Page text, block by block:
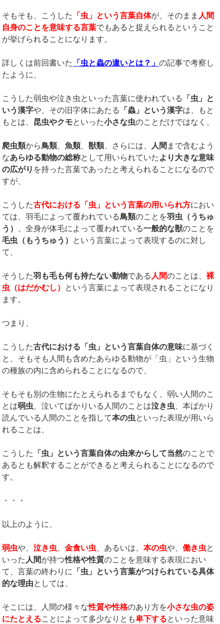
そもそも、こうした 「虫」という言葉自体が、そのまま 人間
自身のことを意味する言葉でもあると捉えられるということ
が挙げられることになります。
詳しくは前回書いた 「虫と蟲の違いとは？」の記事で考察し
たように、
こうした弱虫や泣き虫といった言葉に使われている
「虫」と
いう漢字や、その旧字体にあたる 「蟲」という漢字は、もと
もとは、 昆虫やクモといった小さな虫のことだけではなく、
爬虫類から鳥類、魚類、獣類、さらには、 人間 まで含むよう
なあらゆる動物の総称として用いられていた より大きな意味
の広がり を持った言葉であったと考えられることになるので
すが、
こうした古代における「虫」という言葉の用いられ方におい
ては、羽毛によって覆われている鳥類のことを羽虫（うちゅ
う） 、全身が体毛によって覆われている一般的な獣のことを
毛虫（もうちゅう） という言葉によって表現するのに対し
て、
そうした羽も毛も何も持たない動物である 人間のことは、裸
虫（はだかむし） という言葉によって表現されることになり
ます。
つまり、
こうした古代における「虫」という言葉自体の意味に基づく
と、そもそも人間も含めたあらゆる動物が「虫」という生物
の種族の内に含められることになるので、
そもそも別の生物にたとえられるまでもなく、弱い人間のこ
とは弱虫、泣いてばかりいる人間のことは泣き虫、本ばかり
読んでいる人間のことを指して本の虫といった表現が用いら
れることは、
こうした 「虫」という言葉自体の由来からして当然のことで
あるとも解釈することができると考えられることになるので
す。
・・・
以上のように、
弱虫や、泣き虫、金食い虫、あるいは、本の虫や、働き虫と
いった 人間が持つ性格や性質のことを意味する表現におい
て、言葉の終わりに 「虫」という言葉がつけられている具体
的な理由としては、
そこには、人間の様々な性質や性格のあり方を小さな虫の姿
にたとえることによって多少なりとも卑下するといった意味